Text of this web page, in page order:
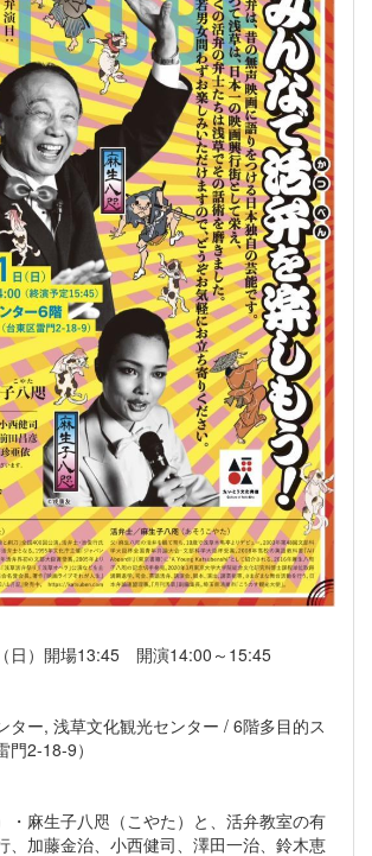
日）開場13:45 開演14:00～15:45
ター, 浅草文化観光センター / 6階多目的ス
2-18-9）
・麻生子八咫（こやた）と、活弁教室の有
、加藤金治、小西健司、澤田一治、鈴木恵